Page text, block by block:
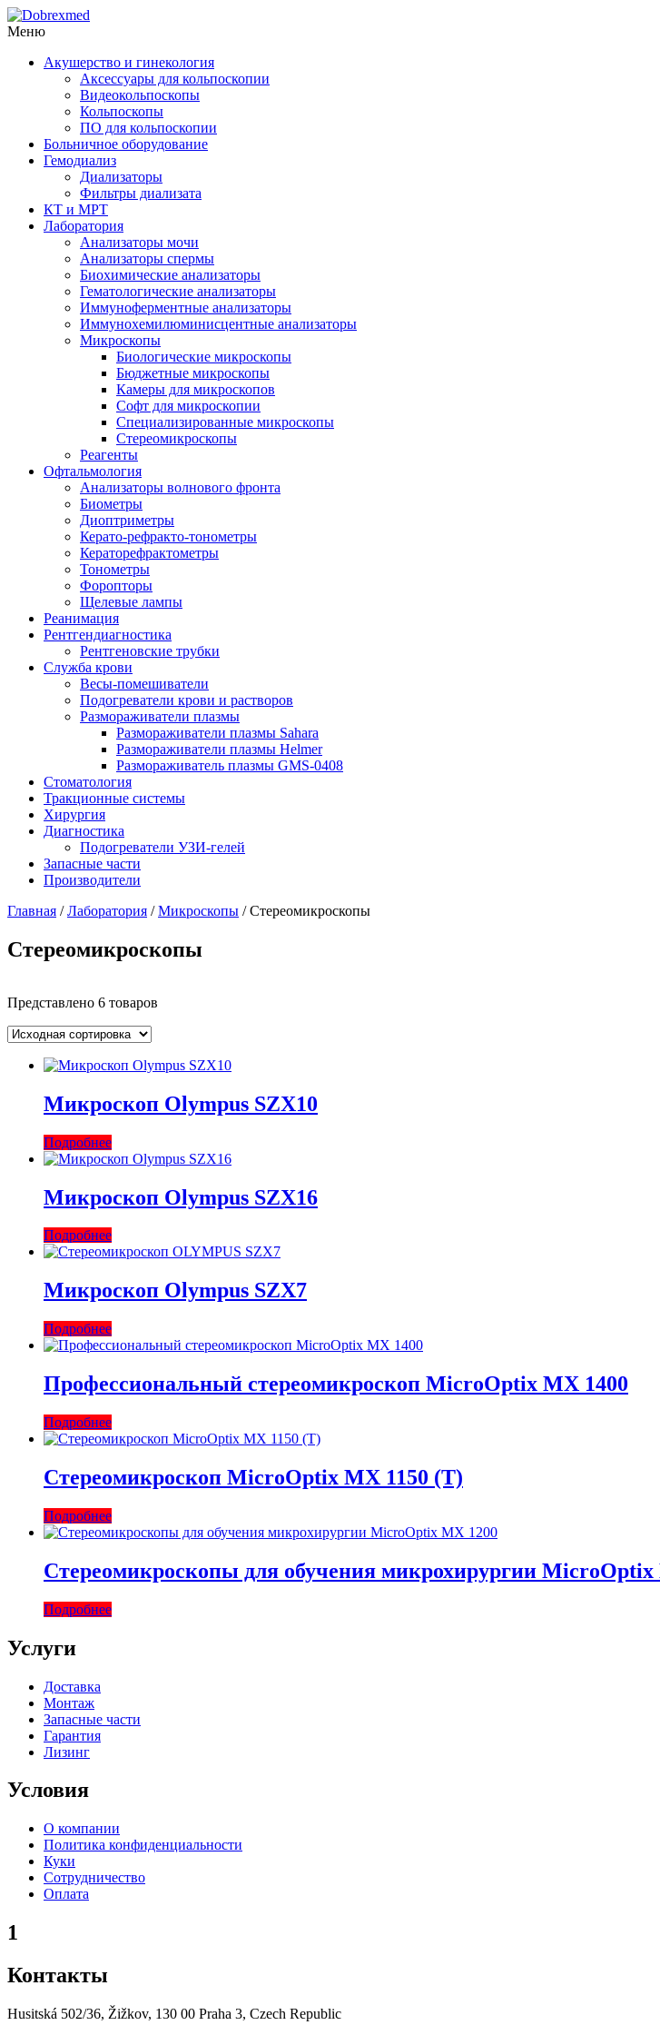
Меню
Акушерство и гинекология
Аксессуары для кольпоскопии
Видеокольпоскопы
Кольпоскопы
ПО для кольпоскопии
Больничное оборудование
Гемодиализ
Диализаторы
Фильтры диализата
КТ и МРТ
Лаборатория
Анализаторы мочи
Анализаторы спермы
Биохимические анализаторы
Гематологические анализаторы
Иммуноферментные анализаторы
Иммунохемилюминисцентные анализаторы
Микроскопы
Биологические микроскопы
Бюджетные микроскопы
Камеры для микроскопов
Софт для микроскопии
Специализированные микроскопы
Стереомикроскопы
Реагенты
Офтальмология
Анализаторы волнового фронта
Биометры
Диоптриметры
Керато-рефракто-тонометры
Кераторефрактометры
Тонометры
Форопторы
Щелевые лампы
Реанимация
Рентгендиагностика
Рентгеновские трубки
Служба крови
Весы-помешиватели
Подогреватели крови и растворов
Размораживатели плазмы
Размораживатели плазмы Sahara
Размораживатели плазмы Helmer
Размораживатель плазмы GMS-0408
Стоматология
Тракционные системы
Хирургия
Диагностика
Подогреватели УЗИ-гелей
Запасные части
Производители
Главная /Лаборатория /Микроскопы / Стереомикроскопы
Стереомикроскопы
Представлено 6 товаров
Микроскоп Olympus SZX10
Подробнее
Микроскоп Olympus SZX16
Подробнее
Микроскоп Olympus SZX7
Подробнее
Профессиональный стереомикроскоп MicroOptix MX 1400
Подробнее
Стереомикроскоп MicroOptix MX 1150 (T)
Подробнее
Стереомикроскопы для обучения микрохирургии
Подробнее
Услуги
Доставка
Монтаж
Запасные части
Гарантия
Лизинг
Условия
О компании
Политика конфиденциальности
Куки
Сотрудничество
Оплата
1
Контакты
Husitská 502/36, Žižkov, 130 00 Praha 3, Czech Republic